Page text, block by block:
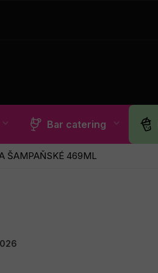
Bar catering
ŠAMPAŇSKÉ 469ML